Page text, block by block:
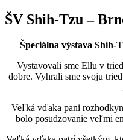
ŠV Shih-Tzu –
Špeciálna výstava Shih-
Vystavovali sme Ellu v
dobre. Vyhrali sme svoju
Veľká vďaka pani
bolo posudzovanie veľmi